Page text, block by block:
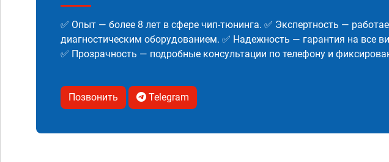
✅ Опыт — более 8 лет в сфере чип-тюнинга. ✅ Экспертность —
диагностическим оборудованием. ✅ Надежность — гарантия на все
✅ Прозрачность — подробные консультации по телефону и
Позвонить Telegram